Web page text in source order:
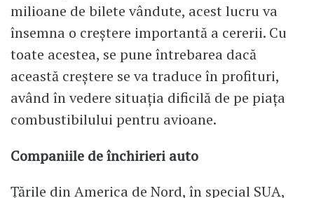
milioane de bilete vândute, acest lucru va
însemna o creștere importantă a cererii. Cu
toate acestea, se pune întrebarea dacă
această creștere se va traduce în profituri,
având în vedere situația dificilă de pe piața
combustibilului pentru avioane.
Companiile de închirieri auto
Țările din America de Nord, în special SUA,